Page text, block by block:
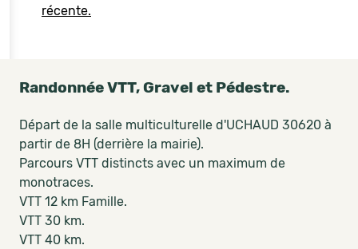
récente.
Randonnée VTT, Gravel et Pédestre.
Départ de la salle multiculturelle d'UCHAUD 30620 à
partir de 8H (derrière la mairie).
Parcours VTT distincts avec un maximum de
monotraces.
VTT 12 km Famille.
VTT 30 km.
VTT 40 km.